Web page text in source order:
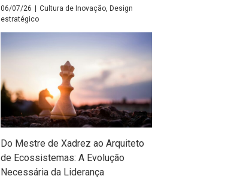
06/07/26 | Cultura de Inovação Design
estratégico
Do Mestre de Xadrez ao Arquiteto
de Ecossistemas: A Evolução
Necessária da Liderança